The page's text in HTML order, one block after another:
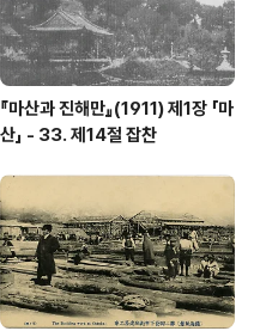
『마산과 진해만』(1911) 제1장 「마
산」 - 33. 제14절 잡찬